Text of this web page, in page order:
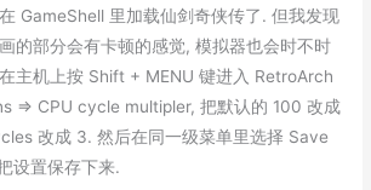
GameShell 里加载仙剑奇侠传了. 但我发现
的部分会有卡顿的感觉, 模拟器也会时不时
主机上按 Shift + MENU 键进入 RetroArch
=> CPU cycle multipler, 把默认的 100 改成
改成 3. 然后在同一级菜单里选择 Save
设置保存下来.